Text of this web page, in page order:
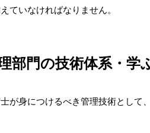
ていなければなりません。
部門の技術体系・学
が身につけるべき管理技術として